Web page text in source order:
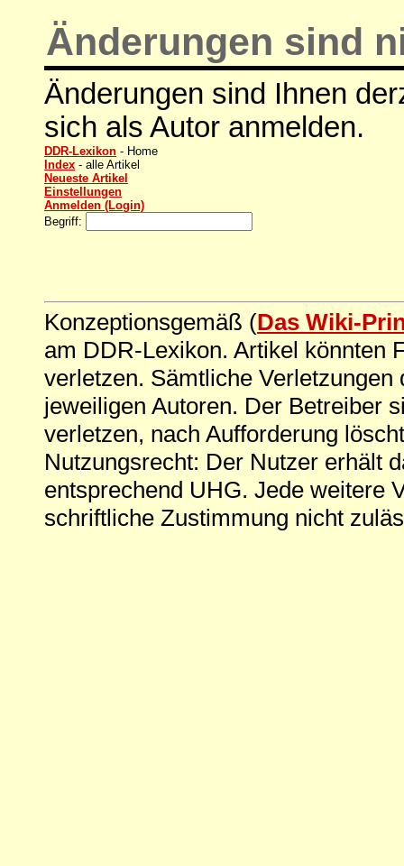
Änderungen sind
Änderungen sind Ihnen
sich als Autor anmelden.
DDR-Lexikon - Home
Index - alle Artikel
Neueste Artikel
Einstellungen
Anmelden (Login)
Begriff:
Konzeptionsgemäß (Das Wiki-
am DDR-Lexikon. Artikel könnten
verletzen. Sämtliche
jeweiligen Autoren. Der Betreiber
verletzen, nach Aufforderung
Nutzungsrecht: Der Nutzer erhält
entsprechend UHG. Jede weitere
schriftliche Zustimmung nicht